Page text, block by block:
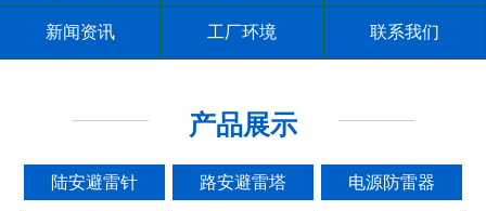
新闻资讯 工厂环境 联系我们
产品展示
陆安避雷针 路安避雷塔 电源防雷器